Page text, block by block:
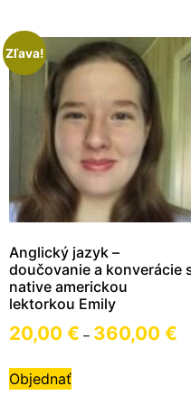
Zľava!
Anglický jazyk –
doučovanie a konverácie
native americkou
lektorkou Emily
20,00 € – 360,00 €
Objednať